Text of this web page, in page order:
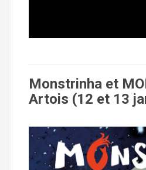
Monstrinha et
Artois (12 et 13